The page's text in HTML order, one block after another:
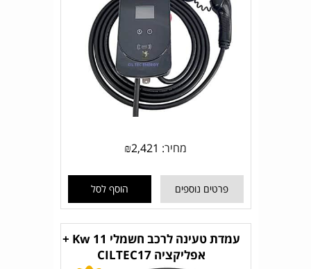
מחיר: ₪2,421
פרטים נוספים הוסף לסל
עמדת טעינה לרכב חשמלי 11 Kw +
אפליקציה CILTEC17